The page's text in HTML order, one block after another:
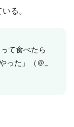
る。
て食べたら
った」（＠_